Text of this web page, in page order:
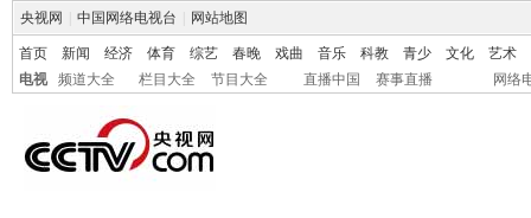
央视网 中国网络电视台 网站地图
首页 新闻 经济 体育 综艺 春晚 戏曲 音乐 科教 青少 文化
艺术
电视
频道大全 栏目大全 节目大全 直播中国 赛事直播 网络